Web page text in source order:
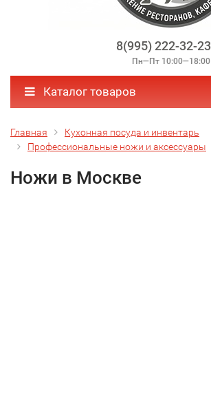
8(995) 222-32-23
Пн—Пт 10:00—18:00
Каталог товаров
Главная
Кухонная посуда и инвентарь
Профессиональные ножи и аксессуары
Ножи в Москве